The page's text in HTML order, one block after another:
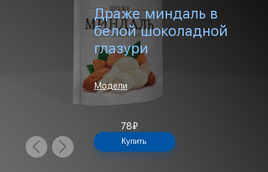
Драже миндаль в
белой шоколадной
глазури
Модели
78₽
Купить